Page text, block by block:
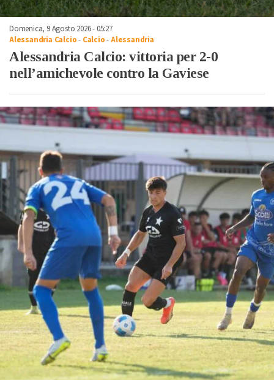
Domenica, 9 Agosto 2026 - 05:27
Alessandria Calcio- Calcio-Alessandria
Alessandria Calcio: vittoria per 2-0
nell’amichevole contro la Gaviese